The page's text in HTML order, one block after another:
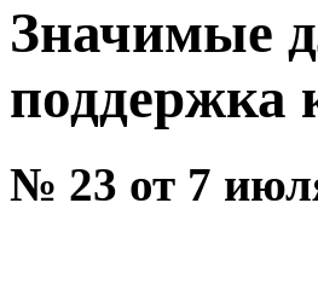
Значимые
поддержка
№ 23 от 7